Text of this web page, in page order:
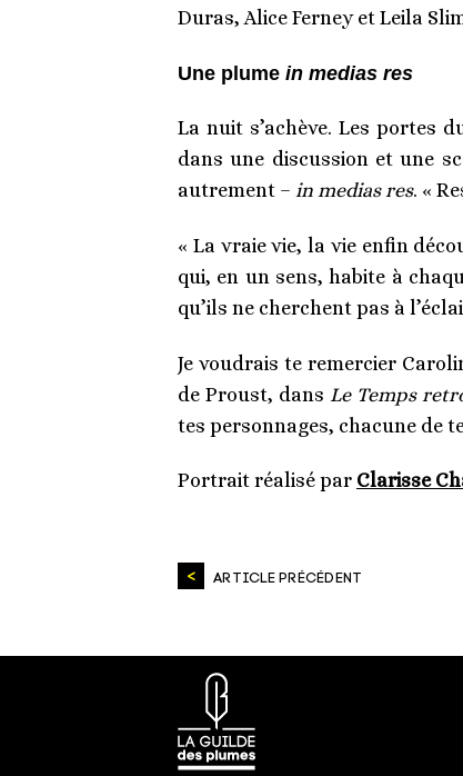
Duras, Alice Ferney et Leila
Une plume in medias res
La nuit s’achève. Les portes
dans une discussion et une
autrement – in medias res. «
« La vraie vie, la vie enfin
qui, en un sens, habite à
qu’ils ne cherchent pas à
Je voudrais te remercier
de Proust, dans Le Temps
tes personnages, chacune de
Portrait réalisé par Clarisse
ARTICLE PRÉCÉDENT